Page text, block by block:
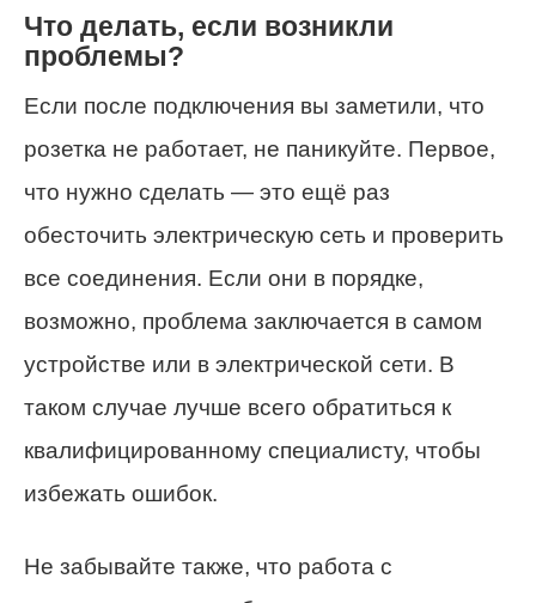
Что делать, если возникли
проблемы?
Если после подключения вы заметили, что
розетка не работает, не паникуйте. Первое,
что нужно сделать — это ещё раз
обесточить электрическую сеть и проверить
все соединения. Если они в порядке,
возможно, проблема заключается в самом
устройстве или в электрической сети. В
таком случае лучше всего обратиться к
квалифицированному специалисту, чтобы
избежать ошибок.
Не забывайте также, что работа с